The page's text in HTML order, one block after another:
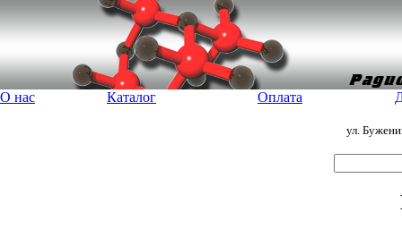
О нас Каталог Оплата
ул.